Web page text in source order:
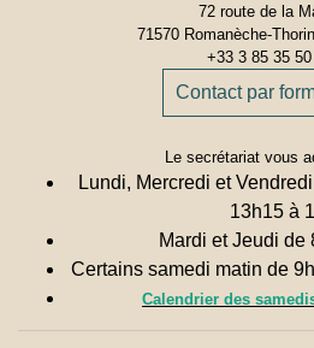
72 route de la
71570 Romanèche-
+33 3 85 35 50
Contact par
Le secrétariat vous
Lundi, Mercredi et
13h15 à
Mardi et Jeudi de
Certains samedi matin de
Calendrier des